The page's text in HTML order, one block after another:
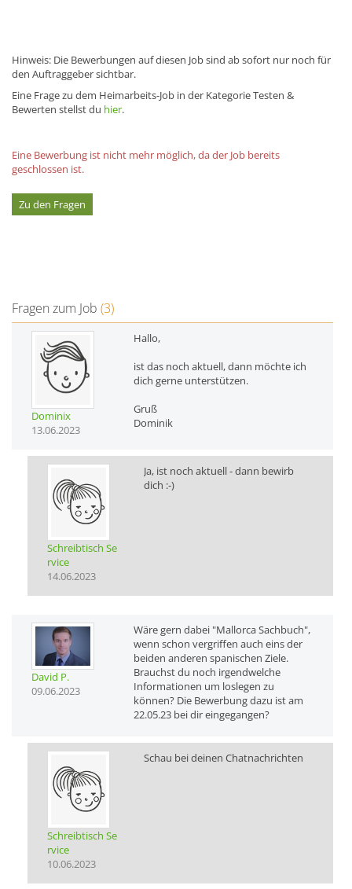
Hinweis: Die Bewerbungen auf diesen Job sind ab sofort nur noch für
den Auftraggeber sichtbar.
Eine Frage zu dem Heimarbeits-Job in der Kategorie Testen &
Bewerten stellst du hier.
Eine Bewerbung ist nicht mehr möglich, da der Job bereits
geschlossen ist.
Zu den Fragen
Fragen zum Job (3)
Dominix
13.06.2023
Hallo,
ist das noch aktuell, dann möchte ich
dich gerne unterstützen.
Gruß
Dominik
Schreibtisch Se
rvice
14.06.2023
Ja, ist noch aktuell - dann bewirb
dich :-)
David P.
09.06.2023
Wäre gern dabei "Mallorca Sachbuch",
wenn schon vergriffen auch eins der
beiden anderen spanischen Ziele.
Brauchst du noch irgendwelche
Informationen um loslegen zu
können? Die Bewerbung dazu ist am
22.05.23 bei dir eingegangen?
Schreibtisch Se
rvice
10.06.2023
Schau bei deinen Chatnachrichten